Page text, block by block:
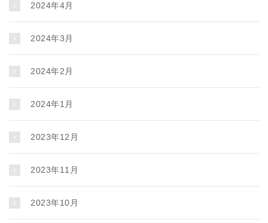
2024年4月
2024年3月
2024年2月
2024年1月
2023年12月
2023年11月
2023年10月